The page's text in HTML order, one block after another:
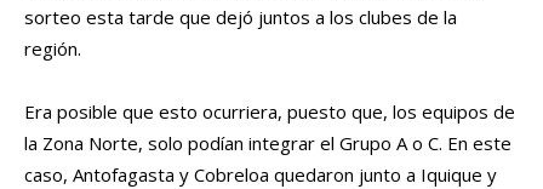
sorteo esta tarde que dejó juntos a los clubes de la
región.
Era posible que esto ocurriera, puesto que, los equipos de
la Zona Norte, solo podían integrar el Grupo A o C. En este
caso, Antofagasta y Cobreloa quedaron junto a Iquique y